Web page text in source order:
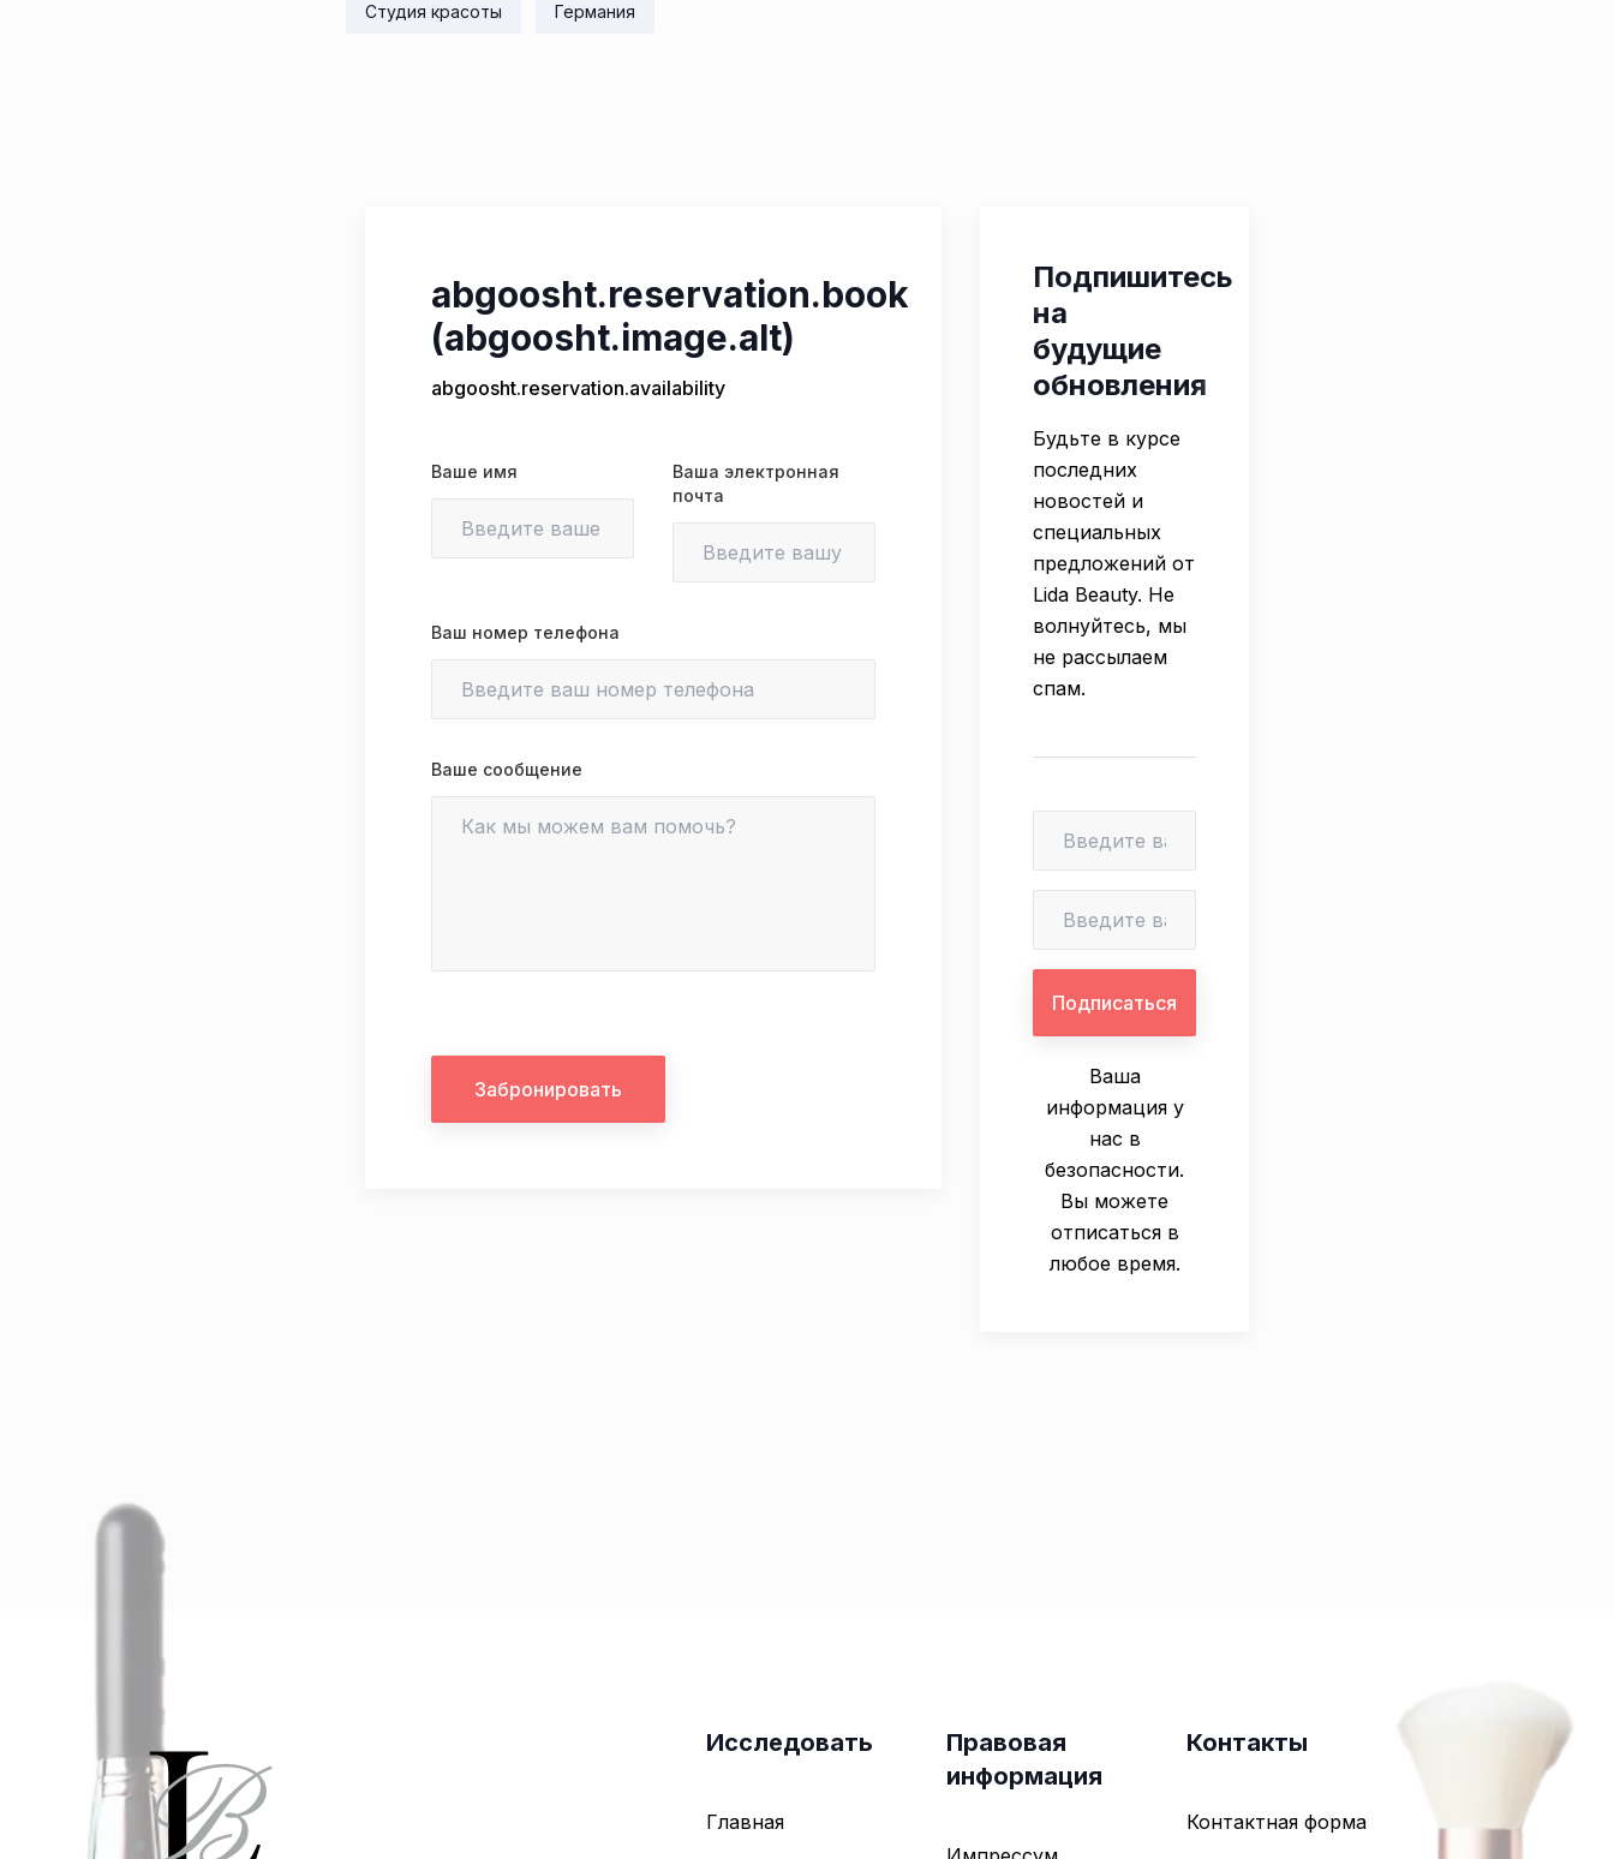
Студия красоты Германия
abgoosht.reservation.book
(abgoosht.image.alt)
abgoosht.reservation.availability
Ваше имя
Ваша электронная
почта
Ваш номер телефона
Ваше сообщение
Забронировать
Подпишитесь
на
будущие
обновления
Будьте в курсе
последних
новостей и
специальных
предложений от
Lida Beauty. Не
волнуйтесь, мы
не рассылаем
спам.
Ваша
информация у
нас в
безопасности.
Вы можете
отписаться в
любое время.
Исследовать
Главная
Правовая
информация
Контакты
Контактная форма